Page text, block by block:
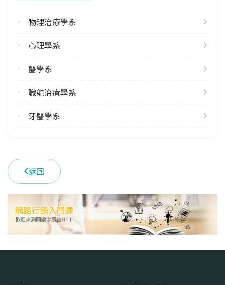
學系電話
臺中市南區建國北路一段110號
物理治療學系
心理學系
醫學系
職能治療學系
牙醫學系
返回